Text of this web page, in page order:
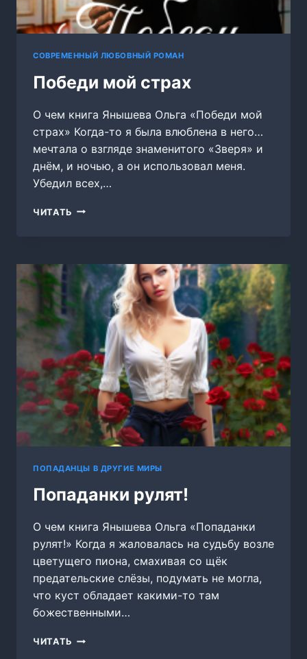
СОВРЕМЕННЫЙ ЛЮБОВНЫЙ РОМАН
Победи мой страх
О чем книга Янышева Ольга «Победи мой
страх» Когда-то я была влюблена в него…
мечтала о взгляде знаменитого «Зверя» и
днём, и ночью, а он использовал меня.
Убедил всех,…
ЧИТАТЬ ПОБЕДИ
ПОПАДАНЦЫ В ДРУГИЕ МИРЫ
Попаданки рулят!
О чем книга Янышева Ольга «Попаданки
рулят!» Когда я жаловалась на судьбу возле
цветущего пиона, смахивая со щёк
предательские слёзы, подумать не могла,
что куст обладает какими-то там
божественными…
ЧИТАТЬ ПОПАДАНКИ